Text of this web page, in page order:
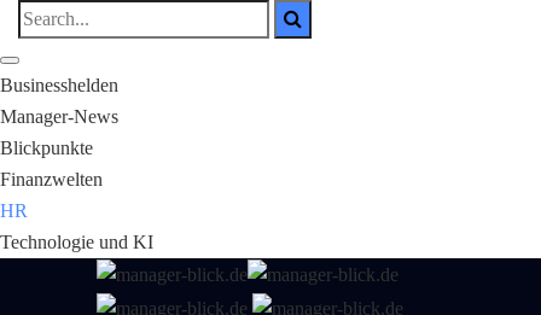
Businesshelden
Manager-News
Blickpunkte
Finanzwelten
HR
Technologie und KI